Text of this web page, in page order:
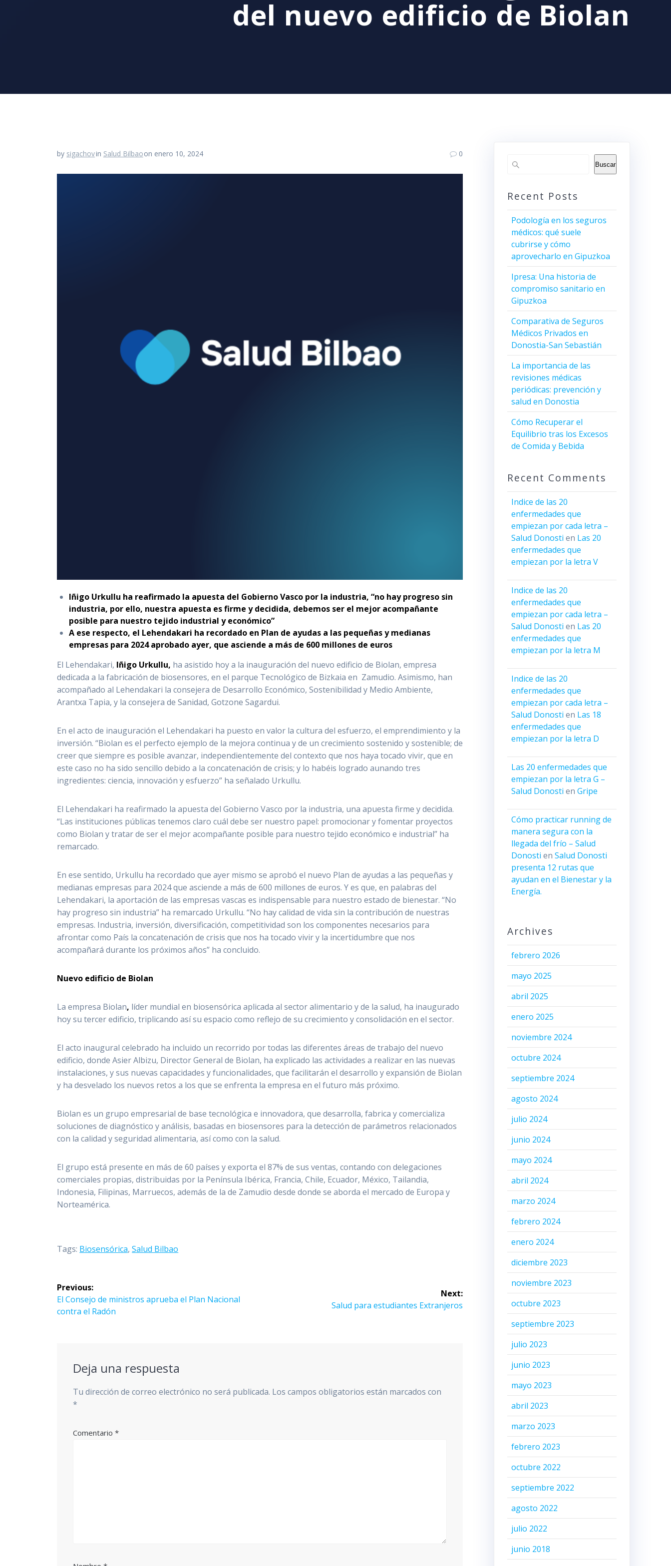
del nuevo edificio de Biolan
by sigachovin Salud Bilbaoon enero 10, 2024 0
Iñigo Urkullu ha reafirmado la apuesta del Gobierno Vasco por la industria, “no hay progreso sin
industria, por ello, nuestra apuesta es firme y decidida, debemos ser el mejor acompañante
posible para nuestro tejido industrial y económico”
A ese respecto, el Lehendakari ha recordado en Plan de ayudas a las pequeñas y medianas
empresas para 2024 aprobado ayer, que asciende a más de 600 millones de euros
El Lehendakari, Iñigo Urkullu, ha asistido hoy a la inauguración del nuevo edificio de Biolan, empresa
dedicada a la fabricación de biosensores, en el parque Tecnológico de Bizkaia en Zamudio. Asimismo, han
acompañado al Lehendakari la consejera de Desarrollo Económico, Sostenibilidad y Medio Ambiente,
Arantxa Tapia, y la consejera de Sanidad, Gotzone Sagardui.
En el acto de inauguración el Lehendakari ha puesto en valor la cultura del esfuerzo, el emprendimiento y la
inversión. “Biolan es el perfecto ejemplo de la mejora continua y de un crecimiento sostenido y sostenible; de
creer que siempre es posible avanzar, independientemente del contexto que nos haya tocado vivir, que en
este caso no ha sido sencillo debido a la concatenación de crisis; y lo habéis logrado aunando tres
ingredientes: ciencia, innovación y esfuerzo” ha señalado Urkullu.
El Lehendakari ha reafirmado la apuesta del Gobierno Vasco por la industria, una apuesta firme y decidida.
“Las instituciones públicas tenemos claro cuál debe ser nuestro papel: promocionar y fomentar proyectos
como Biolan y tratar de ser el mejor acompañante posible para nuestro tejido económico e industrial” ha
remarcado.
En ese sentido, Urkullu ha recordado que ayer mismo se aprobó el nuevo Plan de ayudas a las pequeñas y
medianas empresas para 2024 que asciende a más de 600 millones de euros. Y es que, en palabras del
Lehendakari, la aportación de las empresas vascas es indispensable para nuestro estado de bienestar. “No
hay progreso sin industria” ha remarcado Urkullu. “No hay calidad de vida sin la contribución de nuestras
empresas. Industria, inversión, diversificación, competitividad son los componentes necesarios para
afrontar como País la concatenación de crisis que nos ha tocado vivir y la incertidumbre que nos
acompañará durante los próximos años” ha concluido.
Nuevo edificio de Biolan
La empresa Biolan, líder mundial en biosensórica aplicada al sector alimentario y de la salud, ha inaugurado
hoy su tercer edificio, triplicando así su espacio como reflejo de su crecimiento y consolidación en el sector.
El acto inaugural celebrado ha incluido un recorrido por todas las diferentes áreas de trabajo del nuevo
edificio, donde Asier Albizu, Director General de Biolan, ha explicado las actividades a realizar en las nuevas
instalaciones, y sus nuevas capacidades y funcionalidades, que facilitarán el desarrollo y expansión de Biolan
y ha desvelado los nuevos retos a los que se enfrenta la empresa en el futuro más próximo.
Biolan es un grupo empresarial de base tecnológica e innovadora, que desarrolla, fabrica y comercializa
soluciones de diagnóstico y análisis, basadas en biosensores para la detección de parámetros relacionados
con la calidad y seguridad alimentaria, así como con la salud.
El grupo está presente en más de 60 países y exporta el 87% de sus ventas, contando con delegaciones
comerciales propias, distribuidas por la Península Ibérica, Francia, Chile, Ecuador, México, Tailandia,
Indonesia, Filipinas, Marruecos, además de la de Zamudio desde donde se aborda el mercado de Europa y
Norteamérica.
Tags: Biosensórica,Salud Bilbao
Navegación
de
Previous:
Previous
post:
El Consejo de ministros aprueba el Plan Nacional
contra el Radón
Next:
Next
Salud para estudiantes Extranjeros
Deja una respuesta
Tu dirección de correo electrónico no será publicada. Los campos obligatorios están marcados con
*
Comentario*
Buscar
Recent Posts
Podología en los seguros
médicos: qué suele
cubrirse y cómo
aprovecharlo en Gipuzkoa
Ipresa: Una historia de
compromiso sanitario en
Gipuzkoa
Comparativa de Seguros
Médicos Privados en
Donostia-San Sebastián
La importancia de las
revisiones médicas
periódicas: prevención y
salud en Donostia
Cómo Recuperar el
Equilibrio tras los Excesos
de Comida y Bebida
Recent Comments
Indice de las 20
enfermedades que
empiezan por cada letra –
Salud Donosti en Las 20
enfermedades que
empiezan por la letra V
Indice de las 20
enfermedades que
empiezan por cada letra –
Salud Donosti en Las 20
enfermedades que
empiezan por la letra M
Indice de las 20
enfermedades que
empiezan por cada letra –
Salud Donosti en Las 18
enfermedades que
empiezan por la letra D
Las 20 enfermedades que
empiezan por la letra G –
Salud Donosti en Gripe
Cómo practicar running de
manera segura con la
llegada del frío – Salud
Donosti en Salud Donosti
presenta 12 rutas que
ayudan en el Bienestar y la
Energía.
Archives
febrero 2026
mayo 2025
abril 2025
enero 2025
noviembre 2024
octubre 2024
septiembre 2024
agosto 2024
julio 2024
junio 2024
mayo 2024
abril 2024
marzo 2024
febrero 2024
enero 2024
diciembre 2023
noviembre 2023
octubre 2023
septiembre 2023
julio 2023
junio 2023
mayo 2023
abril 2023
marzo 2023
febrero 2023
octubre 2022
septiembre 2022
agosto 2022
julio 2022
junio 2018